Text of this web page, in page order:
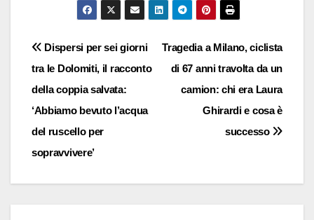
Navigazione
articoli
Tragedia a Milano, ciclista
di 67 anni travolta da un
camion: chi era Laura
Ghirardi e cosa è
successo
Dispersi per sei giorni
tra le Dolomiti, il racconto
della coppia salvata:
‘Abbiamo bevuto l’acqua
del ruscello per
sopravvivere’